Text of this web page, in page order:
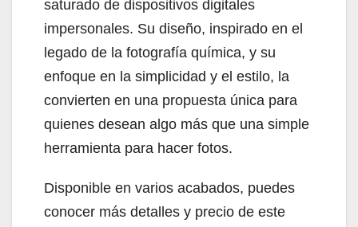
saturado de dispositivos digitales
impersonales. Su diseño, inspirado en el
legado de la fotografía química, y su
enfoque en la simplicidad y el estilo, la
convierten en una propuesta única para
quienes desean algo más que una simple
herramienta para hacer fotos.
Disponible en varios acabados, puedes
conocer más detalles y precio de este